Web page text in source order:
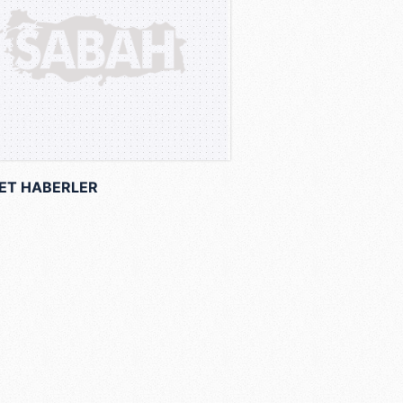
HABERLER